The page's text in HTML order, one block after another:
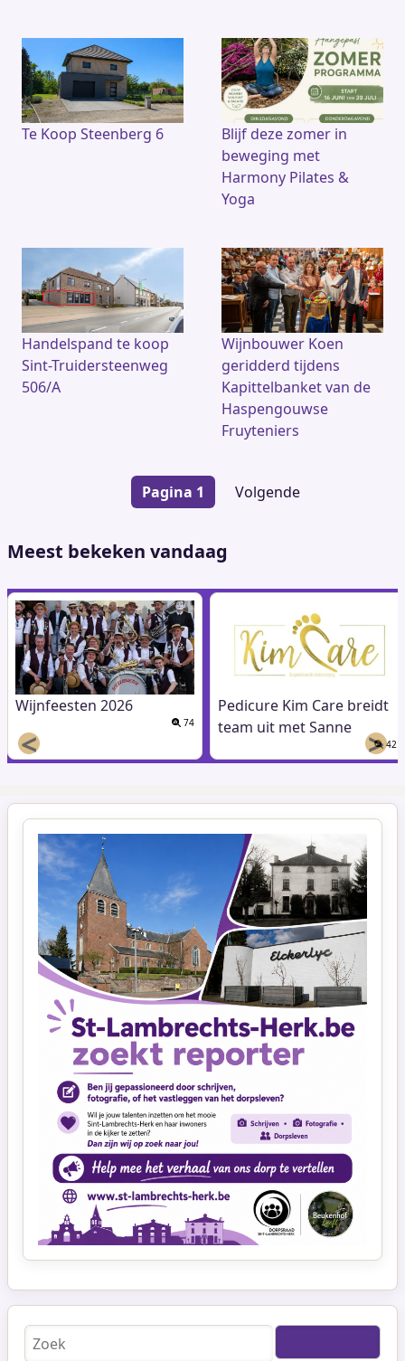
Te Koop Steenberg 6
Blijf deze zomer in
beweging met
Harmony Pilates &
Yoga
Handelspand te koop
Sint-Truidersteenweg
506/A
Wijnbouwer Koen
geridderd tijdens
Kapittelbanket van de
Haspengouwse
Fruyteniers
Pagina 1
Volgende
Volgende
Meest bekeken vandaag
Wijnfeesten 2026
74
Pedicure Kim Care breidt
team uit met Sanne
42
< >
Zoeken